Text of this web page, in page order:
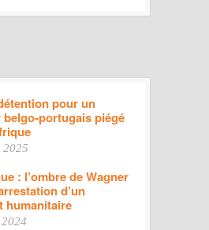
pour un
portugais piégé
2025
: l’ombre de Wagner
d’un
humanitaire